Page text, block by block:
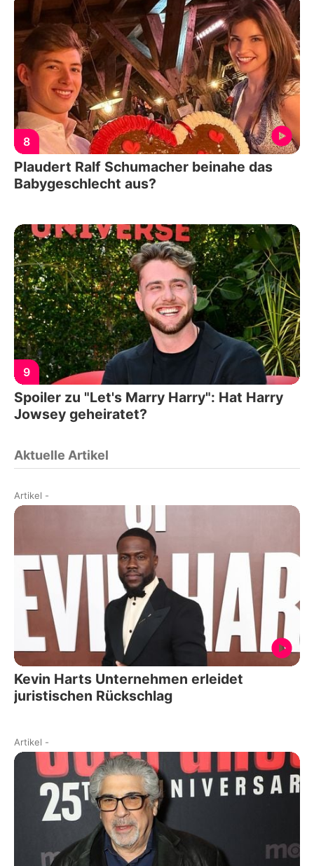
8
Plaudert Ralf Schumacher beinahe das
Babygeschlecht aus?
9
Spoiler zu "Let's Marry Harry": Hat Harry
Jowsey geheiratet?
Aktuelle Artikel
Artikel -
Kevin Harts Unternehmen erleidet
juristischen Rückschlag
Artikel -